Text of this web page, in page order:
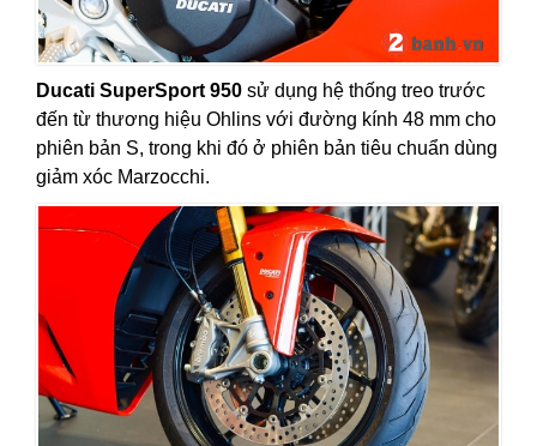
Ducati SuperSport 950 sử dụng hệ thống treo trước
đến từ thương hiệu Ohlins với đường kính 48 mm cho
phiên bản S, trong khi đó ở phiên bản tiêu chuẩn dùng
giảm xóc Marzocchi.